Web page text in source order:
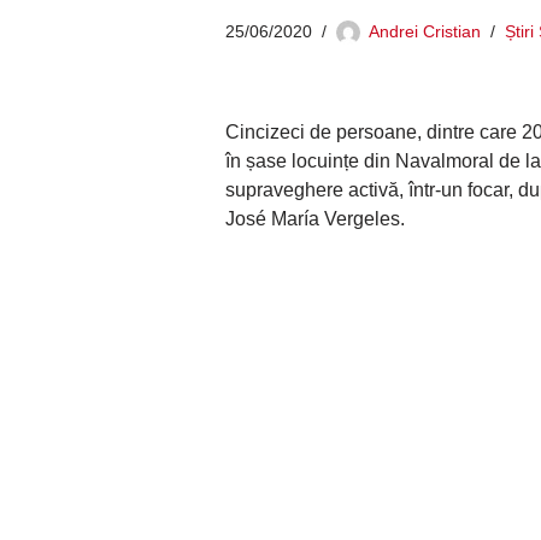
25/06/2020 Andrei Cristian Știri
Cincizeci de persoane, dintre care
în șase locuințe din Navalmoral de
supraveghere activă, într-un focar,
José María Vergeles.